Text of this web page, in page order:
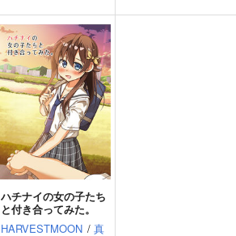
ハチナイの女の子たち
と付き合ってみた。
HARVESTMOON / 真